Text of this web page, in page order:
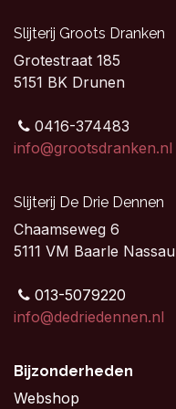
Slijterij Groots Dranken
Grotestraat 185
5151 BK Drunen
0416-374483
info@grootsdranken.nl
Slijterij De Drie Dennen
Chaamseweg 6
5111 VM Baarle Nassau
013-5079220
info@dedriedennen.nl
Bijzonderheden
Webshop